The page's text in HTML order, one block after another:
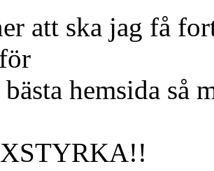
att ska jag få
hemsida så